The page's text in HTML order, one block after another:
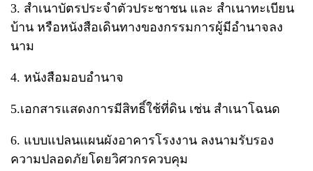
3. สำเนาบัตรประจำตัวประชาชน และ สำเนาทะเบียน
บ้าน หรือหนังสือเดินทางของกรรมการผู้มีอำนาจลง
นาม
4. หนังสือมอบอำนาจ
5.เอกสารแสดงการมีสิทธิ์ใช้ที่ดิน เช่น สำเนาโฉนด
6. แบบแปลนแผนผังอาคารโรงงาน ลงนามรับรอง
ความปลอดภัยโดยวิศวกรควบคุม